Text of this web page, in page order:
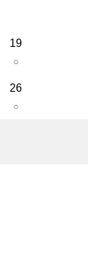
19
○
26
○